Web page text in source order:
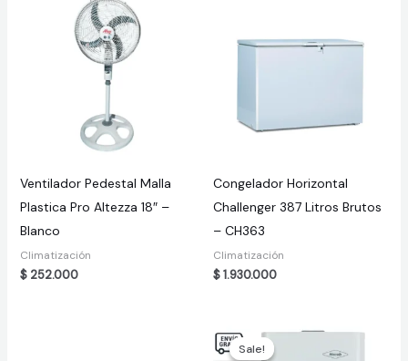
Ventilador Pedestal Malla
Plastica Pro Altezza 18″ –
Blanco
Climatización
$252.000
Congelador Horizontal
Challenger 387 Litros Brutos
– CH363
Climatización
$1.930.000
Sale!
Sale!